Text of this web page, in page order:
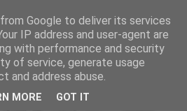
Google to deliver its services
IP address and user-agent are
with performance and security
of service, generate usage
and address abuse.
MORE GOT IT